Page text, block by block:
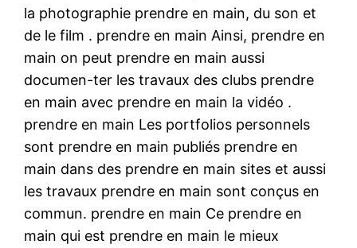
la photographie prendre en main, du son et
de le film . prendre en main Ainsi, prendre en
main on peut prendre en main aussi
documen-ter les travaux des clubs prendre
en main avec prendre en main la vidéo .
prendre en main Les portfolios personnels
sont prendre en main publiés prendre en
main dans des prendre en main sites et aussi
les travaux prendre en main sont conçus en
commun. prendre en main Ce prendre en
main qui est prendre en main le mieux